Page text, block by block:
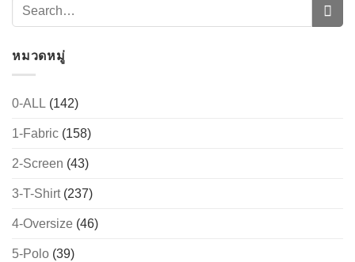
หมวดหมู่
0-ALL (142)
1-Fabric (158)
2-Screen (43)
3-T-Shirt(237)
4-Oversize (46)
5-Polo (39)